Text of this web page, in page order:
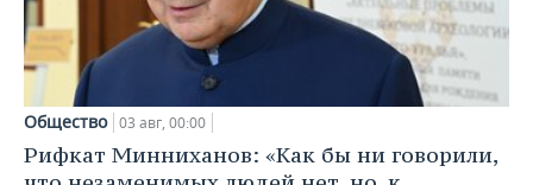
Общество 03 авг, 00:00
Рифкат Минниханов: «Как бы ни говорили,